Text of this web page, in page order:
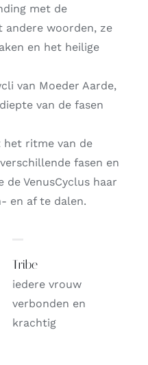
met de
andere woorden, ze
en het heilige
van Moeder Aarde,
van de fasen
het ritme van de
fasen en
VenusCyclus haar
en af te dalen.
Tribe
iedere vrouw
verbonden en
krachtig